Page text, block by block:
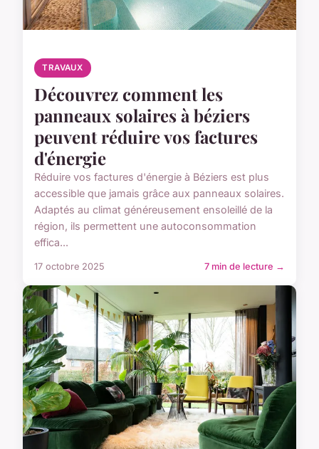
TRAVAUX
Découvrez comment les
panneaux solaires à béziers
peuvent réduire vos factures
d'énergie
Réduire vos factures d'énergie à Béziers est plus
accessible que jamais grâce aux panneaux solaires.
Adaptés au climat généreusement ensoleillé de la
région, ils permettent une autoconsommation
effica...
17 octobre 2025 7 min de lecture →